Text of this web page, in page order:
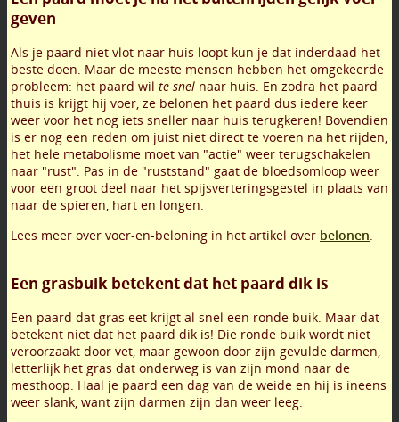
geven
Als je paard niet vlot naar huis loopt kun je dat inderdaad het
beste doen. Maar de meeste mensen hebben het omgekeerde
probleem: het paard wil te snel naar huis. En zodra het paard
thuis is krijgt hij voer, ze belonen het paard dus iedere keer
weer voor het nog iets sneller naar huis terugkeren! Bovendien
is er nog een reden om juist niet direct te voeren na het rijden,
het hele metabolisme moet van "actie" weer terugschakelen
naar "rust". Pas in de "ruststand" gaat de bloedsomloop weer
voor een groot deel naar het spijsverteringsgestel in plaats van
naar de spieren, hart en longen.
Lees meer over voer-en-beloning in het artikel over belonen
Een grasbuik betekent dat het paard dik is
Een paard dat gras eet krijgt al snel een ronde buik. Maar dat
betekent niet dat het paard dik is! Die ronde buik wordt niet
veroorzaakt door vet, maar gewoon door zijn gevulde darmen,
letterlijk het gras dat onderweg is van zijn mond naar de
mesthoop. Haal je paard een dag van de weide en hij is ineens
weer slank, want zijn darmen zijn dan weer leeg.